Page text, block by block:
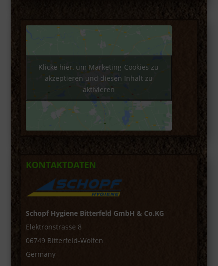
Klicke hier, um Marketing-Cookies zu
akzeptieren und diesen Inhalt zu
aktivieren
KONTAKTDATEN
Schopf Hygiene Bitterfeld GmbH & Co.KG
Elektronstrasse 8
06749 Bitterfeld-Wolfen
Germany